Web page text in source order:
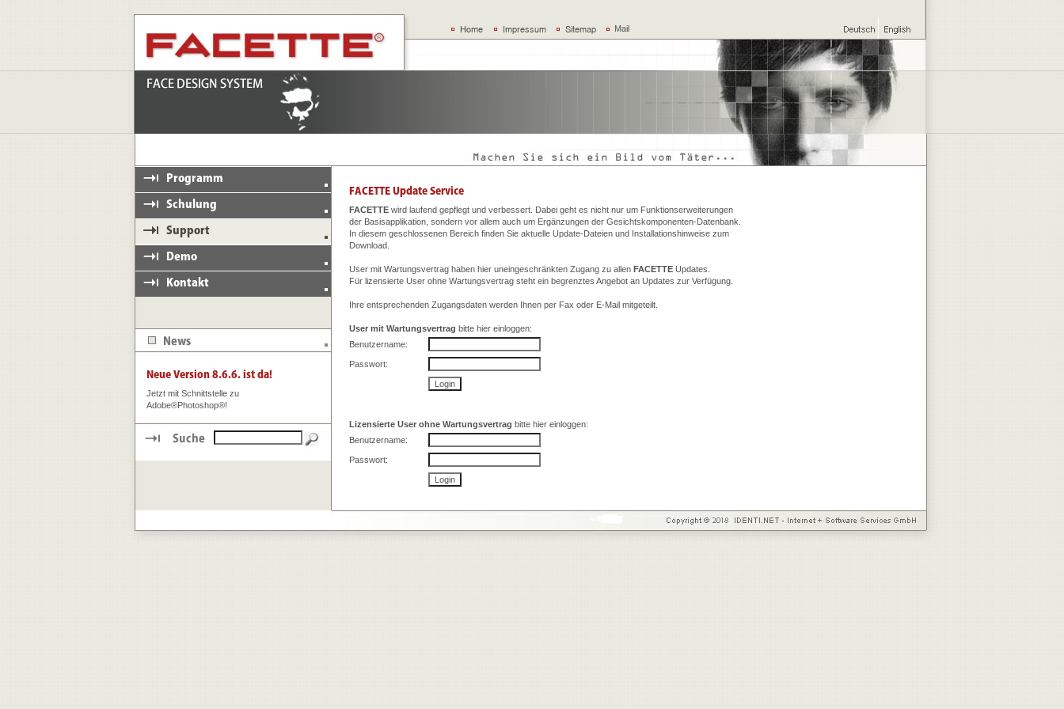
Mail
Jetzt mit Schnittstelle zu
Adobe®Photoshop®!
FACETTE wird laufend gepflegt und verbessert. Dabei geht es nicht nur um Funktionserweiterungen
der Basisapplikation, sondern vor allem auch um Ergänzungen der Gesichtskomponenten-Datenbank.
In diesem geschlossenen Bereich finden Sie aktuelle Update-Dateien und Installationshinweise zum
Download.
User mit Wartungsvertrag haben hier uneingeschränkten Zugang zu allen FACETTE Updates.
Für lizensierte User ohne Wartungsvertrag steht ein begrenztes Angebot an Updates zur Verfügung.
Ihre entsprechenden Zugangsdaten werden Ihnen per Fax oder E-Mail mitgeteilt.
User mit Wartungsvertrag bitte hier einloggen:
Benutzername:
Passwort:
Lizensierte User ohne Wartungsvertrag bitte hier einloggen:
Benutzername:
Passwort: